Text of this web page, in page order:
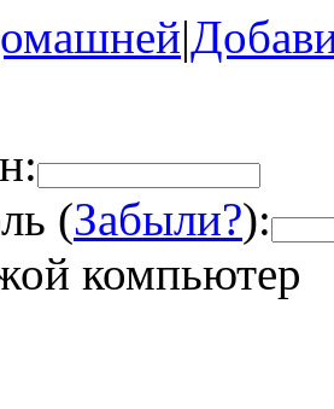
|
(Забыли?):
компьютер